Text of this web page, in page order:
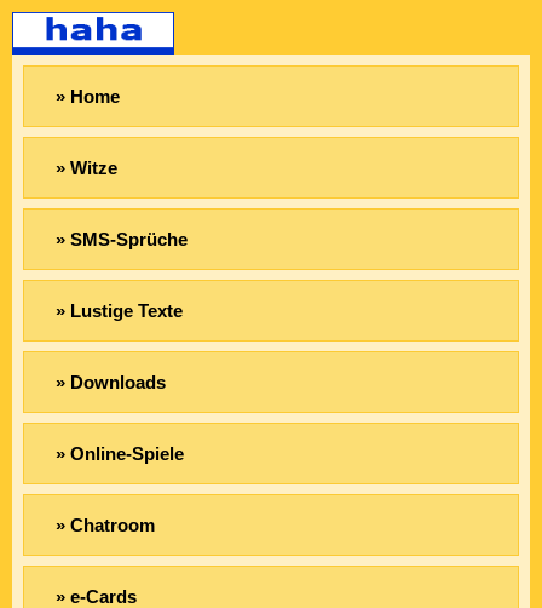
» Home
» Witze
» SMS-Sprüche
» Lustige Texte
» Downloads
» Online-Spiele
» Chatroom
» e-Cards